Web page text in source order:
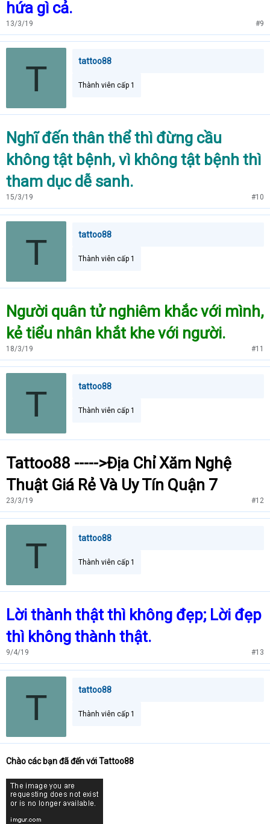
hứa gì cả.
13/3/19 #9
T tattoo88
Thành viên cấp 1
Nghĩ đến thân thể thì đừng cầu
không tật bệnh, vì không tật bệnh thì
tham dục dễ sanh.
15/3/19 #10
T tattoo88
Thành viên cấp 1
Người quân tử nghiêm khắc với mình,
kẻ tiểu nhân khắt khe với người.
18/3/19 #11
T tattoo88
Thành viên cấp 1
Tattoo88 ----->Địa Chỉ Xăm Nghệ
Thuật Giá Rẻ Và Uy Tín Quận 7
23/3/19 #12
T tattoo88
Thành viên cấp 1
Lời thành thật thì không đẹp; Lời đẹp
thì không thành thật.
9/4/19 #13
T tattoo88
Thành viên cấp 1
Chào các bạn đã đến với Tattoo88